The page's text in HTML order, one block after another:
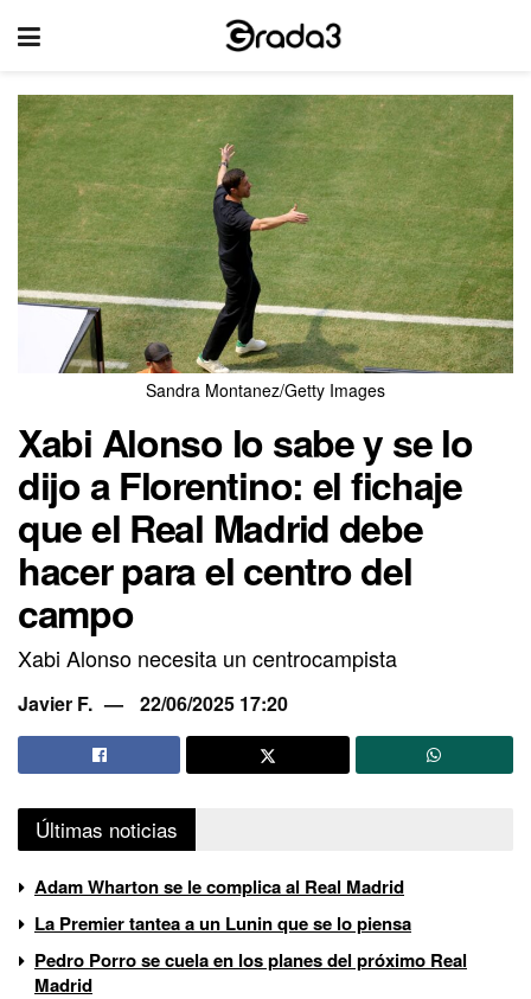
Sandra Montanez/Getty Images
Xabi Alonso lo sabe y se lo
dijo a Florentino: el fichaje
que el Real Madrid debe
hacer para el centro del
campo
Xabi Alonso necesita un centrocampista
Javier F. 22/06/2025 17:20
Últimas noticias
Adam Wharton se le complica al Real Madrid
La Premier tantea a un Lunin que se lo piensa
Pedro Porro se cuela en los planes del próximo Real
Madrid